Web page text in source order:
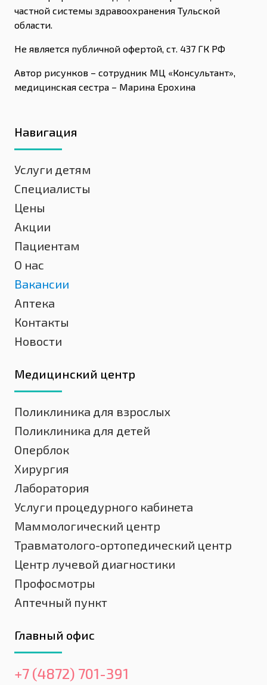
частной системы здравоохранения Тульской
области.
Не является публичной офертой, ст. 437 ГК РФ
Автор рисунков – сотрудник МЦ «Консультант»,
медицинская сестра – Марина Ерохина
Навигация
Услуги детям
Специалисты
Цены
Акции
Пациентам
О нас
Вакансии
Аптека
Контакты
Новости
Медицинский центр
Поликлиника для взрослых
Поликлиника для детей
Оперблок
Хирургия
Лаборатория
Услуги процедурного кабинета
Маммологический центр
Травматолого-ортопедический центр
Центр лучевой диагностики
Профосмотры
Аптечный пункт
Главный офис
+7 (4872) 701-391